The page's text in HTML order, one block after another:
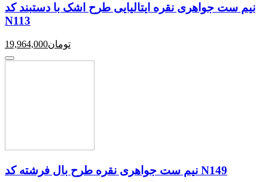
نیم ست جواهری نقره ایتالیایی طرح اشک با دستبند کد
N113
19,964,000تومان
نیم ست جواهری نقره طرح بال فرشته کد N149